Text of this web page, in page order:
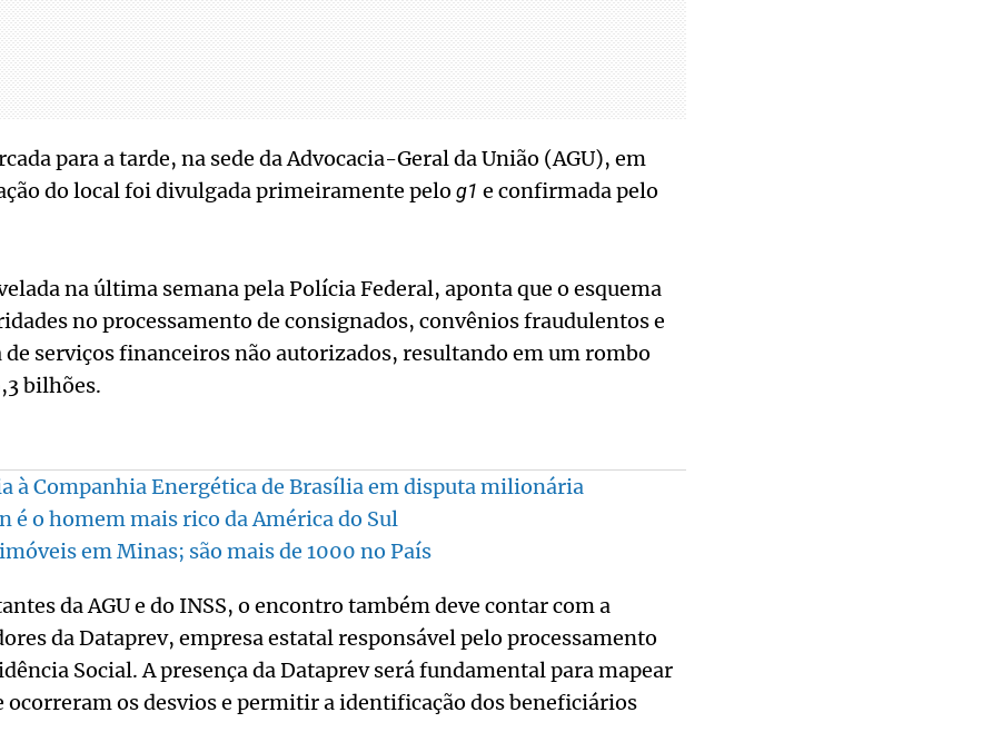
para a tarde, na sede da Advocacia-Geral da União (AGU), em
do local foi divulgada primeiramente pelo g1 e confirmada pelo
na última semana pela Polícia Federal, aponta que o esquema
no processamento de consignados, convênios fraudulentos e
serviços financeiros não autorizados, resultando em um rombo
bilhões.
à Companhia Energética de Brasília em disputa milionária
é o homem mais rico da América do Sul
em Minas; são mais de 1000 no País
da AGU e do INSS, o encontro também deve contar com a
da Dataprev, empresa estatal responsável pelo processamento
Social. A presença da Dataprev será fundamental para mapear
ocorreram os desvios e permitir a identificação dos beneficiários